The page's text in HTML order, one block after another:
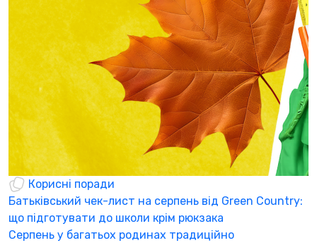
Корисні поради
Батьківський чек-лист на серпень від Green Country:
що підготувати до школи крім рюкзака
Серпень у багатьох родинах традиційно